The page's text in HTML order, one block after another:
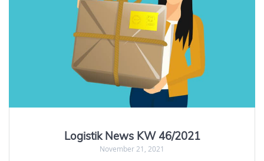
Logistik News KW 46/2021
November 21, 2021